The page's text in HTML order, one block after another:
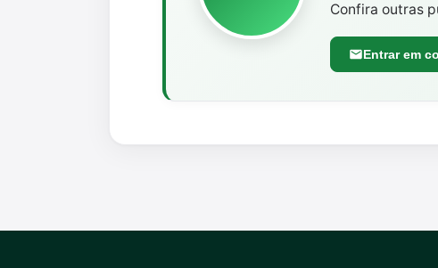
Confira outras
Entrar em